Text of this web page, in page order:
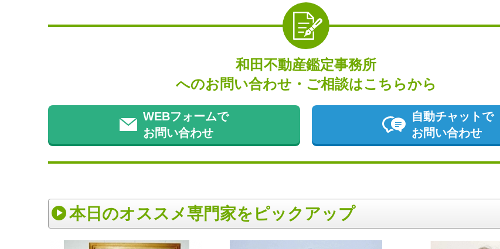
和田不動産鑑定事務所
へのお問い合わせ・ご相談はこちらから
WEBフォームで
お問い合わせ
自動チャットで
お問い合わせ
本日のオススメ専門家をピックアップ